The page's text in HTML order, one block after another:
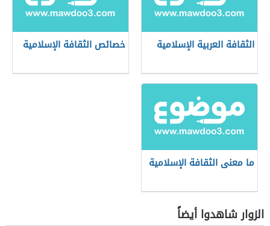
الثقافة العربية الإسلامية خصائص الثقافة الإسلامية
ما معنى الثقافة الإسلامية
الزوار شاهدوا أيضاً